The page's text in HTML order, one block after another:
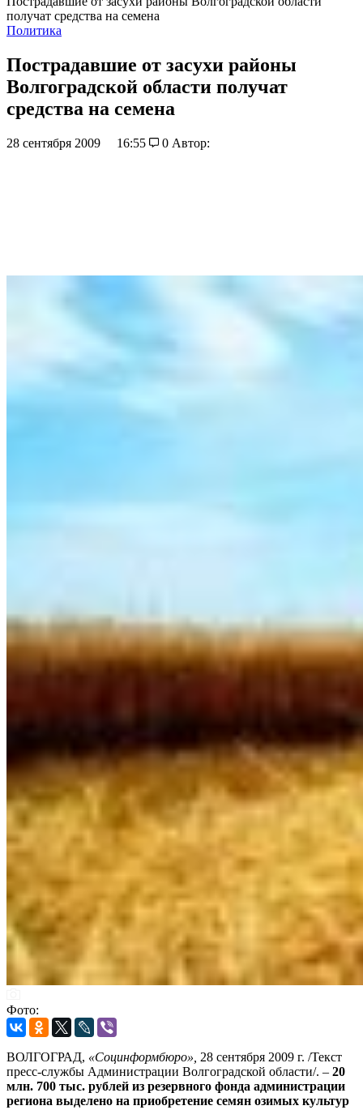
получат средства на семена
Политика
Пострадавшие от засухи районы
Волгоградской области получат
средства на семена
28 сентября 2009 16:55 0 Автор:
Фото:
ВОЛГОГРАД, «Социнформбюро», 28 сентября 2009 г. /Текст
пресс-службы Администрации Волгоградской области/. – 20
млн. 700 тыс. рублей из резервного фонда администрации
региона выделено на приобретение семян озимых культур